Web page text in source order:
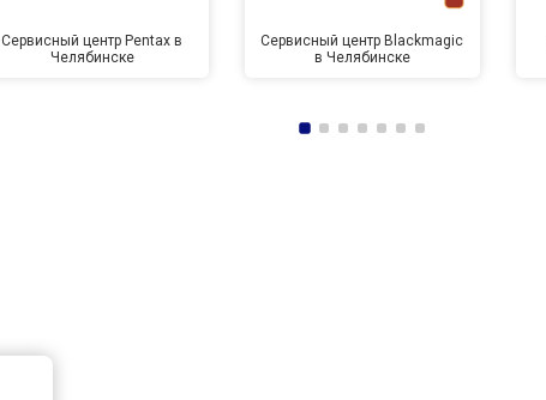
Сервисный центр Pentax в
Челябинске
Сервисный центр Blackmagic
в Челябинске